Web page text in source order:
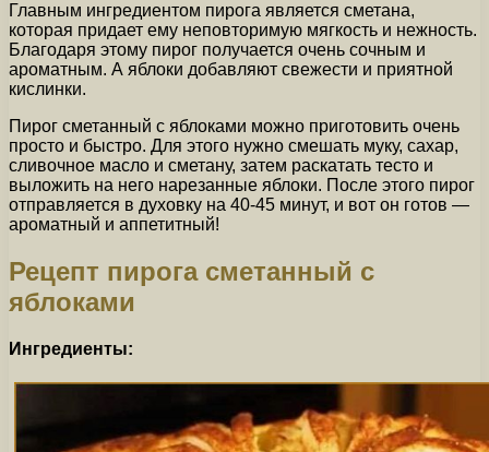
Главным ингредиентом пирога является сметана,
которая придает ему неповторимую мягкость и нежность.
Благодаря этому пирог получается очень сочным и
ароматным. А яблоки добавляют свежести и приятной
кислинки.
Пирог сметанный с яблоками можно приготовить очень
просто и быстро. Для этого нужно смешать муку, сахар,
сливочное масло и сметану, затем раскатать тесто и
выложить на него нарезанные яблоки. После этого пирог
отправляется в духовку на 40-45 минут, и вот он готов —
ароматный и аппетитный!
Рецепт пирога сметанный с
яблоками
Ингредиенты: